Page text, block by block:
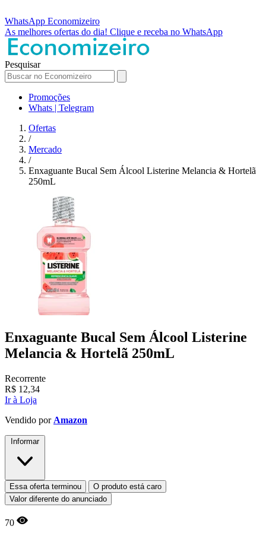
WhatsApp Economizeiro
As melhores ofertas do dia! Clique e receba no WhatsApp
Pesquisar
Promoções
Whats | Telegram
Ofertas
/
Mercado
/
Enxaguante Bucal Sem Álcool Listerine Melancia & Hortelã
250mL
Enxaguante Bucal Sem Álcool Listerine
Melancia & Hortelã 250mL
Recorrente
R$ 12,34
Ir à Loja
Vendido por Amazon
Informar
Essa oferta terminou
O produto está caro
Valor diferente do anunciado
70